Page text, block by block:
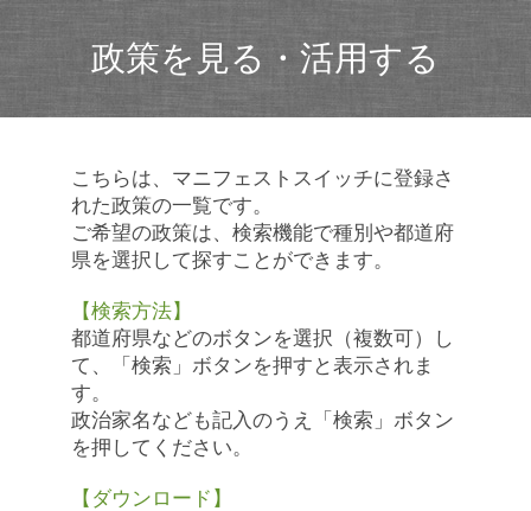
政策を見る・活用する
こちらは、マニフェストスイッチに登録さ
れた政策の一覧です。
ご希望の政策は、検索機能で種別や都道府
県を選択して探すことができます。
【検索方法】
都道府県などのボタンを選択（複数可）し
て、「検索」ボタンを押すと表示されま
す。
政治家名なども記入のうえ「検索」ボタン
を押してください。
【ダウンロード】